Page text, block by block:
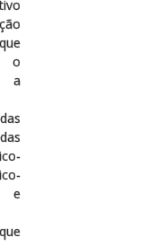
a
e